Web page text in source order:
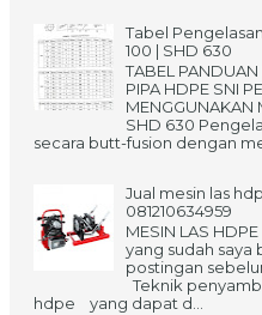
Tabel
100 | SHD 630
TABEL PANDUAN
PIPA HDPE SNI
MENGGUNAKAN
SHD 630
secara butt-fusion dengan
Jual mesin las
081210634959
MESIN LAS
yang sudah saya
postingan
Teknik
hdpe yang dapat d...